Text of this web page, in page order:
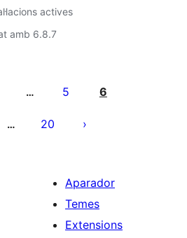
actives
amb 6.8.7
… 5 6
… 20
Aparador
Temes
Extensions